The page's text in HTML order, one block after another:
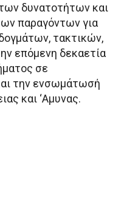
δυνατοτήτων και
παραγόντων για
τακτικών,
επόμενη δεκαετία
σε
την ενσωμάτωσή
και ‘Αμυνας.